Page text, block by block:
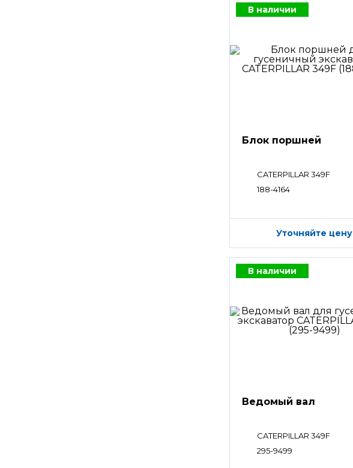
В наличии
Блок поршней
CATERPILLAR 349F
188-4164
Уточняйте цену
В наличии
Ведомый вал
CATERPILLAR 349F
295-9499